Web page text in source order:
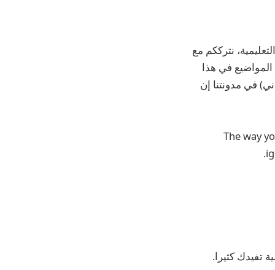
نترككم مع
في هذا
في مدونتنا إن
The way
تفيدك كثيرا.